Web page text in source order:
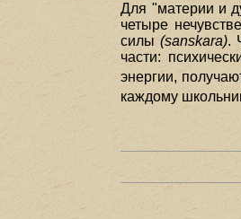
Для "материи и
четыре
силы(sanskara).
части:
энергии,
каждому